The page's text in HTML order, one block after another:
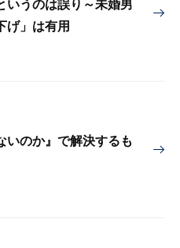
いうのは誤り～未婚男
げ」は有用
いのか』で解決するも